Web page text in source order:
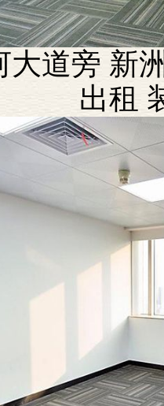
大道旁 新
出租